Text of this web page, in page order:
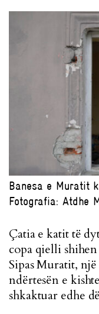
Banesa e Muratit
Fotografia: Atdhe
Çatia e katit të
copa qielli
Sipas Muratit,
ndërtesën e
shkaktuar edhe